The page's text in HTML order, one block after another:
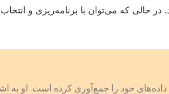
حالی که می‌توان با برنامه‌ریزی و
خود را جمع‌آوری کرده است. او به